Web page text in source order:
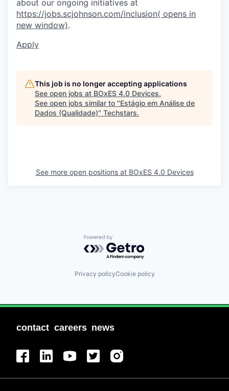
about our ongoing initiatives at
https://jobs.scjohnson.com/inclusion( opens in
new window).
Apply
This job is no longer accepting applications
See open jobs at BOxES 4.0 Devices.
See open jobs similar to "Estágio em Análise de
Dados (Qualidade)" Techstars.
See more open positions at BOxES 4.0 Devices
Powered by Getro.com
Privacy policyCookie policy
contact careers news